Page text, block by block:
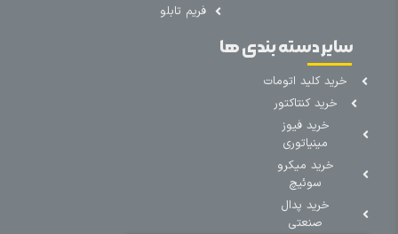
فریم تابلو
سایر دسته بندی ها
خرید کلید اتومات
خرید کنتاکتور
خرید فیوز
مینیاتوری
خرید میکرو
سوئیچ
خرید پدال
صنعتی